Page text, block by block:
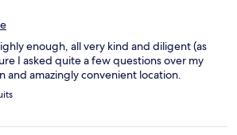
enough, all very kind and diligent (as
I asked quite a few questions over my
and amazingly convenient location.